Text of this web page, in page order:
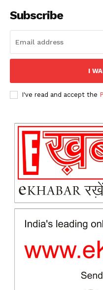
Subscribe
I
I've read and accept the